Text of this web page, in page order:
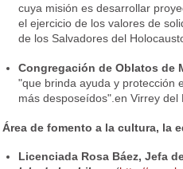
cuya misión es desarrollar
el ejercicio de los valores de
de los Salvadores del
Congregación de Oblatos de
"que brinda ayuda y protección
más desposeídos".en Virrey del
Área de fomento a la cultura, la
Licenciada Rosa Báez, Jefa